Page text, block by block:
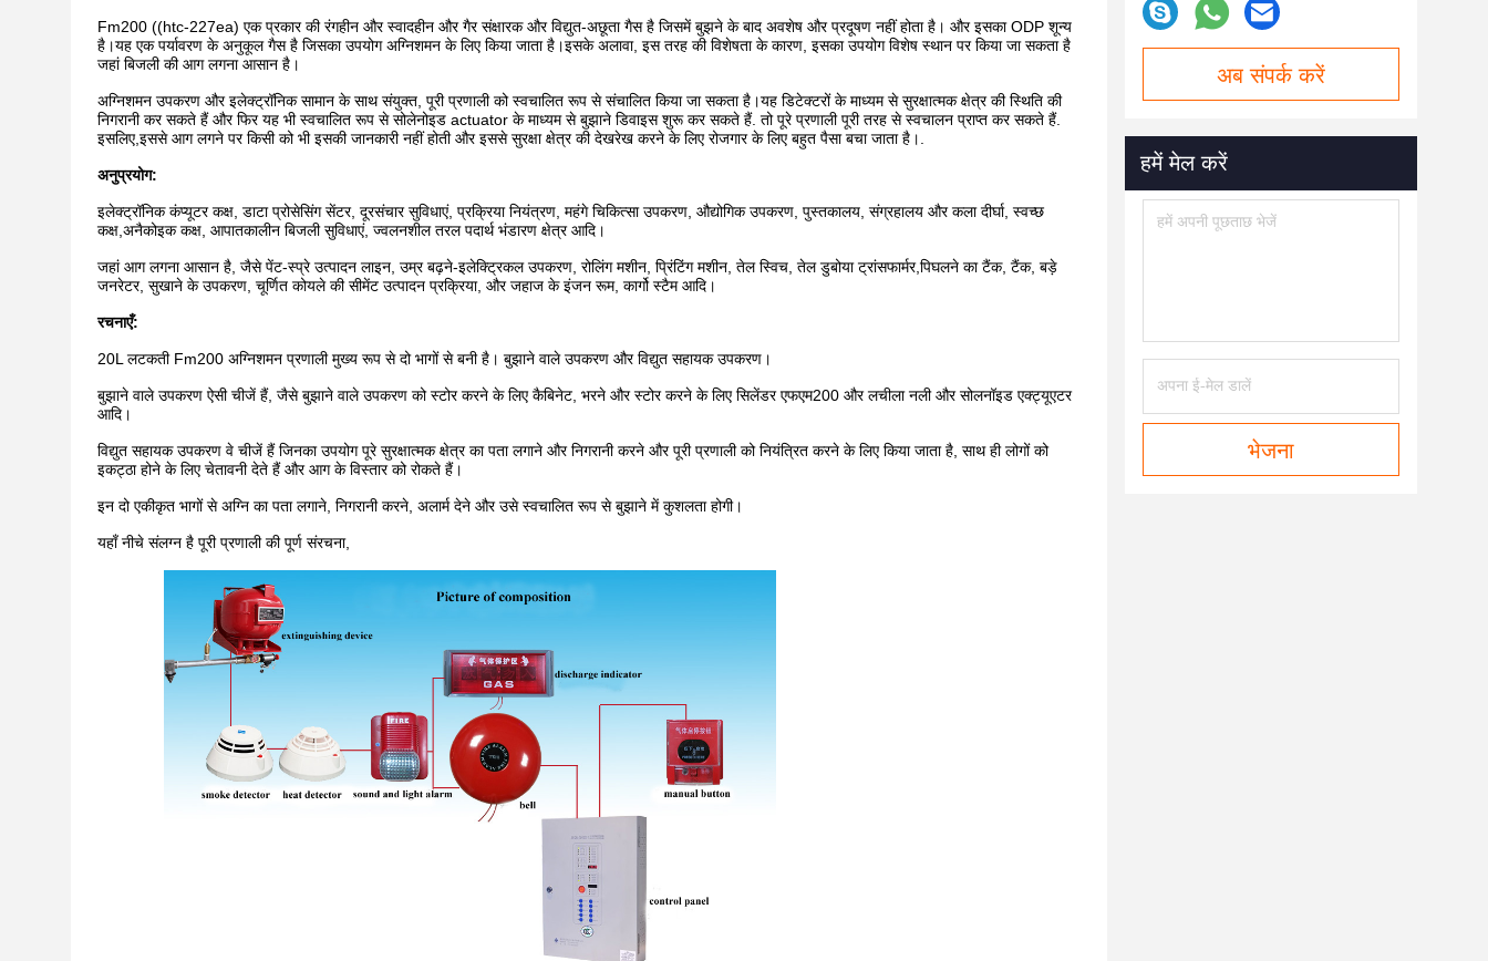
Fm200 ((htc-227ea) एक प्रकार की रंगहीन और स्वादहीन और गैर संक्षारक और विद्युत-अछूता गैस है जिसमें बुझने के बाद अवशेष और प्रदूषण नहीं होता है। और इसका ODP शून्य
है।यह एक पर्यावरण के अनुकूल गैस है जिसका उपयोग अग्निशमन के लिए किया जाता है।इसके अलावा, इस तरह की विशेषता के कारण, इसका उपयोग विशेष स्थान पर किया जा सकता है
जहां बिजली की आग लगना आसान है।
अग्निशमन उपकरण और इलेक्ट्रॉनिक सामान के साथ संयुक्त, पूरी प्रणाली को स्वचालित रूप से संचालित किया जा सकता है।यह डिटेक्टरों के माध्यम से सुरक्षात्मक क्षेत्र की स्थिति की
निगरानी कर सकते हैं और फिर यह भी स्वचालित रूप से सोलेनोइड actuator के माध्यम से बुझाने डिवाइस शुरू कर सकते हैं. तो पूरे प्रणाली पूरी तरह से स्वचालन प्राप्त कर सकते हैं.
इसलिए,इससे आग लगने पर किसी को भी इसकी जानकारी नहीं होती और इससे सुरक्षा क्षेत्र की देखरेख करने के लिए रोजगार के लिए बहुत पैसा बचा जाता है।.
अनुप्रयोग:
इलेक्ट्रॉनिक कंप्यूटर कक्ष, डाटा प्रोसेसिंग सेंटर, दूरसंचार सुविधाएं, प्रक्रिया नियंत्रण, महंगे चिकित्सा उपकरण, औद्योगिक उपकरण, पुस्तकालय, संग्रहालय और कला दीर्घा, स्वच्छ
कक्ष,अनैकोइक कक्ष, आपातकालीन बिजली सुविधाएं, ज्वलनशील तरल पदार्थ भंडारण क्षेत्र आदि।
जहां आग लगना आसान है, जैसे पेंट-स्प्रे उत्पादन लाइन, उम्र बढ़ने-इलेक्ट्रिकल उपकरण, रोलिंग मशीन, प्रिंटिंग मशीन, तेल स्विच, तेल डुबोया ट्रांसफार्मर,पिघलने का टैंक, टैंक, बड़े
जनरेटर, सुखाने के उपकरण, चूर्णित कोयले की सीमेंट उत्पादन प्रक्रिया, और जहाज के इंजन रूम, कार्गो स्टैम आदि।
रचनाएँ:
20L लटकती Fm200 अग्निशमन प्रणाली मुख्य रूप से दो भागों से बनी है। बुझाने वाले उपकरण और विद्युत सहायक उपकरण।
बुझाने वाले उपकरण ऐसी चीजें हैं, जैसे बुझाने वाले उपकरण को स्टोर करने के लिए कैबिनेट, भरने और स्टोर करने के लिए सिलेंडर एफएम200 और लचीला नली और सोलनॉइड एक्ट्यूएटर
आदि।
विद्युत सहायक उपकरण वे चीजें हैं जिनका उपयोग पूरे सुरक्षात्मक क्षेत्र का पता लगाने और निगरानी करने और पूरी प्रणाली को नियंत्रित करने के लिए किया जाता है, साथ ही लोगों को
इकट्ठा होने के लिए चेतावनी देते हैं और आग के विस्तार को रोकते हैं।
इन दो एकीकृत भागों से अग्नि का पता लगाने, निगरानी करने, अलार्म देने और उसे स्वचालित रूप से बुझाने में कुशलता होगी।
यहाँ नीचे संलग्न है पूरी प्रणाली की पूर्ण संरचना,
अब संपर्क करें
हमें मेल करें
भेजना